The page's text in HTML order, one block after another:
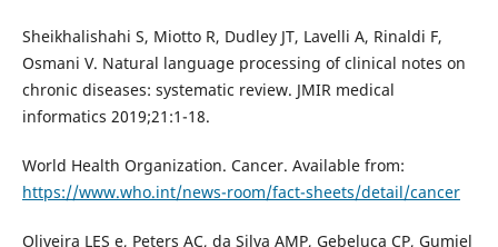
Sheikhalishahi S, Miotto R, Dudley JT, Lavelli A, Rinaldi F,
Osmani V. Natural language processing of clinical notes on
chronic diseases: systematic review. JMIR medical
informatics 2019;21:1-18.
World Health Organization. Cancer. Available from:
https://www.who.int/news-room/fact-sheets/detail/cancer
Oliveira LES e, Peters AC, da Silva AMP, Gebeluca CP, Gumiel